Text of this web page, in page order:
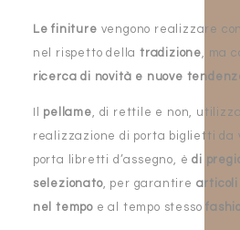
Le finiture vengono realizzare
nel rispetto dellatradizione, ma
ricerca di novità e nuove
Il pellame, di rettile e non,
realizzazione di porta biglietti da
porta libretti d’assegno, èdi
selezionato, per garantire
nel tempo e al tempo stesso